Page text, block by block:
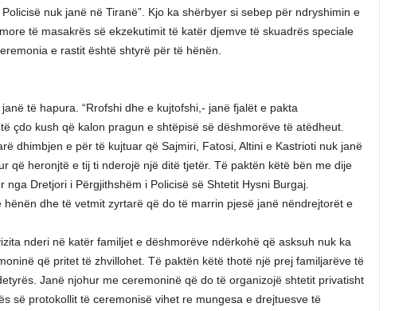
Policisë nuk janë në Tiranë”. Kjo ka shërbyer si sebep për ndryshimin e
të masakrës së ekzekutimit të katër djemve të skuadrës speciale
e rastit është shtyrë për të hënën.
të hapura. “Rrofshi dhe e kujtofshi,- janë fjalët e pakta
çdo kush që kalon pragun e shtëpisë së dëshmorëve të atëdheut.
dhimbjen e për të kujtuar që Sajmiri, Fatosi, Altini e Kastrioti nuk janë
që heronjtë e tij ti nderojë një ditë tjetër. Të paktën këtë bën me dije
nga Dretjori i Përgjithshëm i Policisë së Shtetit Hysni Burgaj.
dhe të vetmit zyrtarë që do të marrin pjesë janë nëndrejtorët e
nderi në katër familjet e dëshmorëve ndërkohë që asksuh nuk ka
që pritet të zhvillohet. Të paktën këtë thotë një prej familjarëve të
Janë njohur me ceremoninë që do të organizojë shtetit privatisht
së protokollit të ceremonisë vihet re mungesa e drejtuesve të